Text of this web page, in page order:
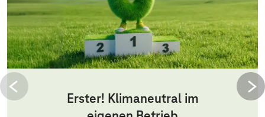
Erster! Klimaneutral im